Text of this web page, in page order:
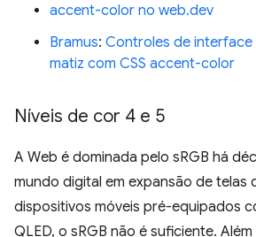
accent-color no web.dev
Bramus: Controles de
matiz com CSS accent-color
Níveis de cor 4 e 5
A Web é dominada pelo sRGB há
mundo digital em expansão de telas
dispositivos móveis pré-equipados
QLED, o sRGB não é suficiente.